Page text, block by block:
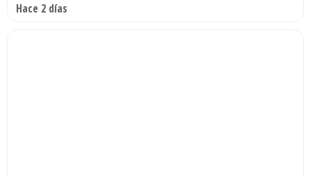
Hace 2 días